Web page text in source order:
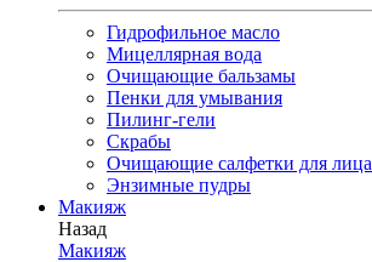
Гидрофильное масло
Мицеллярная вода
Очищающие бальзамы
Пенки для умывания
Пилинг-гели
Скрабы
Очищающие салфетки для лица
Энзимные пудры
Макияж
Назад
Макияж